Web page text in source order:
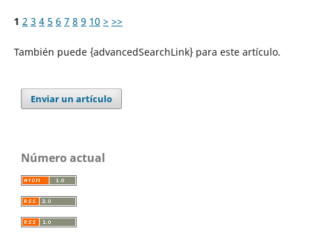
1 2 3 4 5 6 7 8 9 10 > >>
También puede {advancedSearchLink} para este artículo.
Enviar un artículo
Número actual